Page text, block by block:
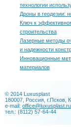
технологии
Дроны в геодезии:
Ключ к
строительства
Лазерные методы
и надежности
Инновационные
материалов
© 2014 Luxusplast
180007, Россия, г.Псков,
e-mail: office@luxusplast.ru
тел.: (8112) 57-64-44